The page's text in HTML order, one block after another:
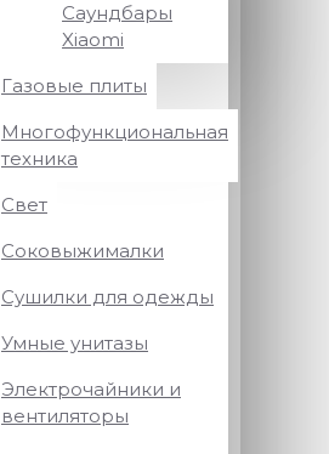
Саундбары
Xiaomi
Газовые плиты
Многофункциональная
техника
Свет
Соковыжималки
Сушилки для одежды
Умные унитазы
Электрочайники и
вентиляторы